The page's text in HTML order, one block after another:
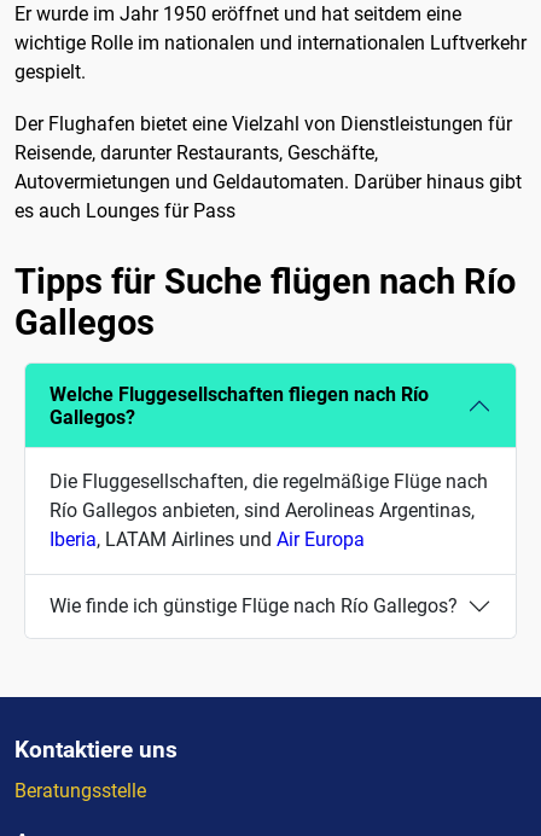
Er wurde im Jahr 1950 eröffnet und hat seitdem eine
wichtige Rolle im nationalen und internationalen Luftverkehr
gespielt.
Der Flughafen bietet eine Vielzahl von Dienstleistungen für
Reisende, darunter Restaurants, Geschäfte,
Autovermietungen und Geldautomaten. Darüber hinaus gibt
es auch Lounges für Pass
Tipps für Suche flügen nach Río
Gallegos
Welche Fluggesellschaften fliegen nach Río
Gallegos?
Die Fluggesellschaften, die regelmäßige Flüge nach
Río Gallegos anbieten, sind Aerolineas Argentinas,
Iberia, LATAM Airlines und Air Europa
Wie finde ich günstige Flüge nach Río Gallegos?
Kontaktiere uns
Beratungsstelle